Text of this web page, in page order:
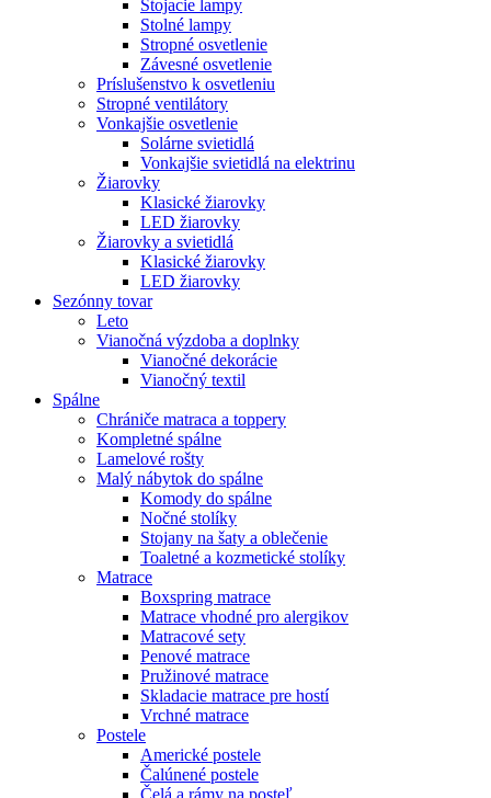
Stojacie lampy
Stolné lampy
Stropné osvetlenie
Závesné osvetlenie
Príslušenstvo k osvetleniu
Stropné ventilátory
Vonkajšie osvetlenie
Solárne svietidlá
Vonkajšie svietidlá na elektrinu
Žiarovky
Klasické žiarovky
LED žiarovky
Žiarovky a svietidlá
Klasické žiarovky
LED žiarovky
Sezónny tovar
Leto
Vianočná výzdoba a doplnky
Vianočné dekorácie
Vianočný textil
Spálne
Chrániče matraca a toppery
Kompletné spálne
Lamelové rošty
Malý nábytok do spálne
Komody do spálne
Nočné stolíky
Stojany na šaty a oblečenie
Toaletné a kozmetické stolíky
Matrace
Boxspring matrace
Matrace vhodné pro alergikov
Matracové sety
Penové matrace
Pružinové matrace
Skladacie matrace pre hostí
Vrchné matrace
Postele
Americké postele
Čalúnené postele
Čelá a rámy na posteľ